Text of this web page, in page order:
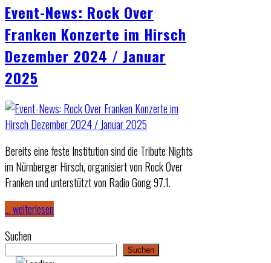
Event-News: Rock Over
Franken Konzerte im Hirsch
Dezember 2024 / Januar
2025
Bereits eine feste Institution sind die Tribute Nights
im Nürnberger Hirsch, organisiert von Rock Over
Franken und unterstützt von Radio Gong 97.1.
… weiterlesen
Suchen
Suchen